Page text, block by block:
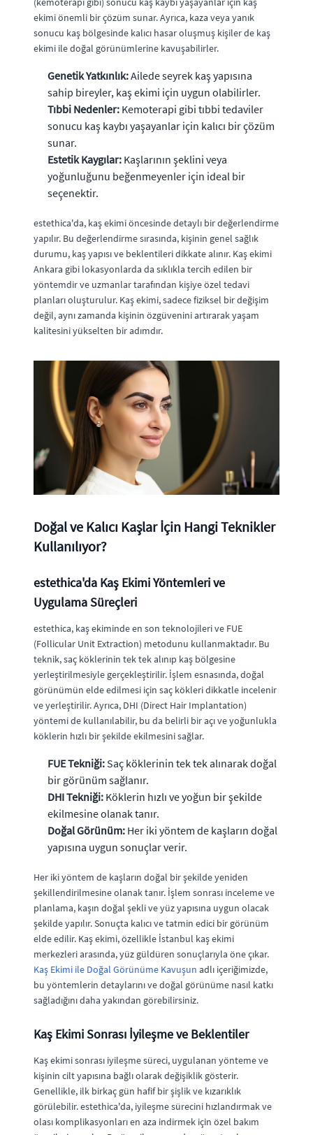
ekimi önemli bir çözüm sunar. Ayrıca, kaza veya yanık
sonucu kaş bölgesinde kalıcı hasar oluşmuş kişiler de kaş
ekimi ile doğal görünümlerine kavuşabilirler.
Genetik Yatkınlık:Ailede seyrek kaş yapısına
sahip bireyler, kaş ekimi için uygun olabilirler.
Tıbbi Nedenler: Kemoterapi gibi tıbbi tedaviler
sonucu kaş kaybı yaşayanlar için kalıcı bir çözüm
sunar.
Estetik Kaygılar: Kaşlarının şeklini veya
yoğunluğunu beğenmeyenler için ideal bir
seçenektir.
estethica'da, kaş ekimi öncesinde detaylı bir değerlendirme
yapılır. Bu değerlendirme sırasında, kişinin genel sağlık
durumu, kaş yapısı ve beklentileri dikkate alınır. Kaş ekimi
Ankara gibi lokasyonlarda da sıklıkla tercih edilen bir
yöntemdir ve uzmanlar tarafından kişiye özel tedavi
planları oluşturulur. Kaş ekimi, sadece fiziksel bir değişim
değil, aynı zamanda kişinin özgüvenini artırarak yaşam
kalitesini yükselten bir adımdır.
Doğal ve Kalıcı Kaşlar İçin Hangi Teknikler
Kullanılıyor?
estethica'da Kaş Ekimi Yöntemleri ve
Uygulama Süreçleri
estethica, kaş ekiminde en son teknolojileri ve FUE
(Follicular Unit Extraction) metodunu kullanmaktadır. Bu
teknik, saç köklerinin tek tek alınıp kaş bölgesine
yerleştirilmesiyle gerçekleştirilir. İşlem esnasında, doğal
görünümün elde edilmesi için saç kökleri dikkatle incelenir
ve yerleştirilir. Ayrıca, DHI (Direct Hair Implantation)
yöntemi de kullanılabilir, bu da belirli bir açı ve yoğunlukla
köklerin hızlı bir şekilde ekilmesini sağlar.
FUE Tekniği: Saç köklerinin tek tek alınarak doğal
bir görünüm sağlanır.
DHI Tekniği: Köklerin hızlı ve yoğun bir şekilde
ekilmesine olanak tanır.
Doğal Görünüm: Her iki yöntem de kaşların doğal
yapısına uygun sonuçlar verir.
Her iki yöntem de kaşların doğal bir şekilde yeniden
şekillendirilmesine olanak tanır. İşlem sonrası inceleme ve
planlama, kaşın doğal şekli ve yüz yapısına uygun olacak
şekilde yapılır. Sonuçta kalıcı ve tatmin edici bir görünüm
elde edilir. Kaş ekimi, özellikle İstanbul kaş ekimi
merkezleri arasında, yüz güldüren sonuçlarıyla öne çıkar.
Kaş Ekimi ile Doğal Görünüme Kavuşun adlı içeriğimizde,
bu yöntemlerin detaylarını ve doğal görünüme nasıl katkı
sağladığını daha yakından görebilirsiniz.
Kaş Ekimi Sonrası İyileşme ve Beklentiler
Kaş ekimi sonrası iyileşme süreci, uygulanan yönteme ve
kişinin cilt yapısına bağlı olarak değişiklik gösterir.
Genellikle, ilk birkaç gün hafif bir şişlik ve kızarıklık
görülebilir. estethica'da, iyileşme sürecini hızlandırmak ve
olası komplikasyonları en aza indirmek için özel bakım